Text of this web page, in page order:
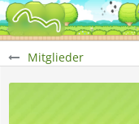
Mitglieder